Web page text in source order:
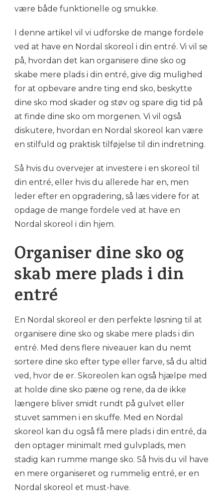
være både funktionelle og smukke.
I denne artikel vil vi udforske de mange fordele
ved at have en Nordal skoreol i din entré. Vi vil se
på, hvordan det kan organisere dine sko og
skabe mere plads i din entré, give dig mulighed
for at opbevare andre ting end sko, beskytte
dine sko mod skader og støv og spare dig tid på
at finde dine sko om morgenen. Vi vil også
diskutere, hvordan en Nordal skoreol kan være
en stilfuld og praktisk tilføjelse til din indretning.
Så hvis du overvejer at investere i en skoreol til
din entré, eller hvis du allerede har en, men
leder efter en opgradering, så læs videre for at
opdage de mange fordele ved at have en
Nordal skoreol i din hjem.
Organiser dine sko og
skab mere plads i din
entré
En Nordal skoreol er den perfekte løsning til at
organisere dine sko og skabe mere plads i din
entré. Med dens flere niveauer kan du nemt
sortere dine sko efter type eller farve, så du altid
ved, hvor de er. Skoreolen kan også hjælpe med
at holde dine sko pæne og rene, da de ikke
længere bliver smidt rundt på gulvet eller
stuvet sammen i en skuffe. Med en Nordal
skoreol kan du også få mere plads i din entré, da
den optager minimalt med gulvplads, men
stadig kan rumme mange sko. Så hvis du vil have
en mere organiseret og rummelig entré, er en
Nordal skoreol et must-have.